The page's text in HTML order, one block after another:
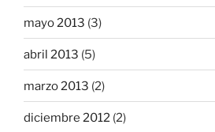
mayo 2013 (3)
abril 2013 (5)
marzo 2013 (2)
diciembre 2012 (2)